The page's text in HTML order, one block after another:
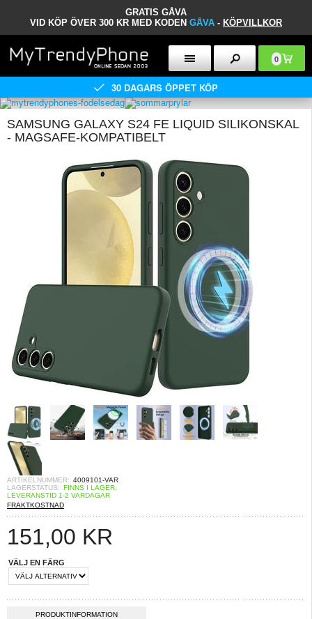
GRATIS GÅVA
VID KÖP ÖVER 300 KR MED KODEN GÅVA - KÖPVILLKOR
0
30 DAGARS ÖPPET KÖP
SAMSUNG GALAXY S24 FE LIQUID SILIKONSKAL
- MAGSAFE-KOMPATIBELT
ARTIKELNUMMER: 4009101-VAR
LAGERSTATUS: FINNS I LAGER.
LEVERANSTID 1-2 VARDAGAR
FRAKTKOSTNAD
151,00 KR
VÄLJ EN FÄRG
PRODUKTINFORMATION